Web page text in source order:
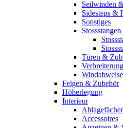
Seilwinden
Sidesteps &
Sonstiges
Stossstangen
Türen &
Felgen & Zubehör
Höherlegung
Interieur
Accessoires